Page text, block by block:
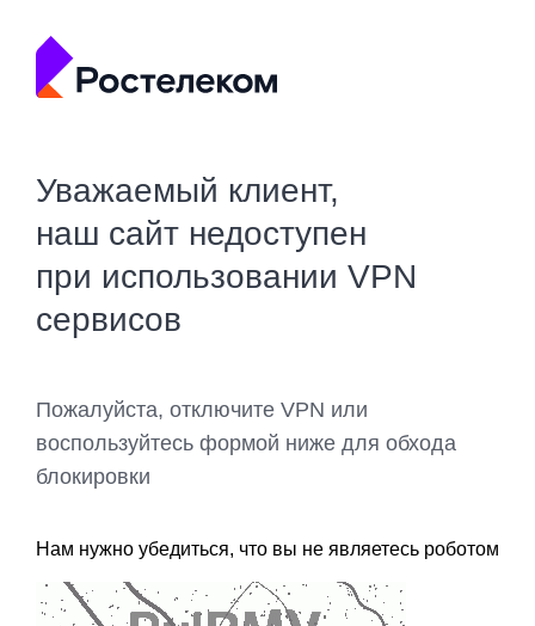
Уважаемый клиент,
наш сайт недоступен
при использовании VPN
сервисов
Пожалуйста, отключите VPN или
воспользуйтесь формой ниже для обхода
блокировки
Нам нужно убедиться, что вы не являетесь роботом